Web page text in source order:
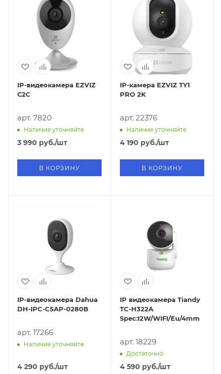
IP-видеокамера EZVIZ
С2С
арт. 7820
Наличие уточняйте
3 990 руб./шт
В КОРЗИНУ
IP-камера EZVIZ TY1
PRO 2K
арт. 22376
Наличие уточняйте
4 190 руб./шт
В КОРЗИНУ
IP-видеокамера Dahua
DH-IPC-C5AP-0280B
арт. 17266
Наличие уточняйте
4 290 руб./шт
IP видеокамера Tiandy
TC-H322A
Spec:I2W/WIFI/Eu/4mm
арт. 18229
Достаточно
4 590 руб./шт